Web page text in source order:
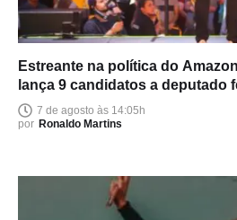
Estreante na política do
lança 9 candidatos a deputado
7 de agosto às 14:05h
por Ronaldo Martins